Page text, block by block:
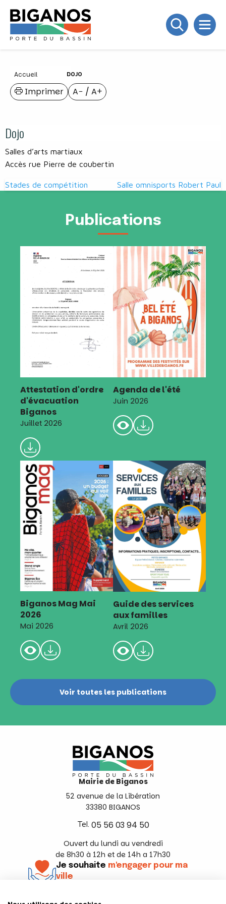
Accueil DOJO
A− / A+
Imprimer
Dojo
Salles d’arts martiaux
Accès rue Pierre de coubertin
Navigation
Stades de compétition Salle omnisports Robert Paul
Publications
Attestation d'ordre
d'évacuation
Biganos
Juillet 2026
Agenda de l'été
Juin 2026
Biganos Mag Mai
2026
Mai 2026
Guide des services
aux familles
Avril 2026
Voir toutes les publications
Mairie de Biganos
52 avenue de la Libération
33380 BIGANOS
Tel. 05 56 03 94 50
Ouvert du lundi au vendredi
de 8h30 à 12h et de 14h a 17h30
Je souhaite m'engager pour ma
ville